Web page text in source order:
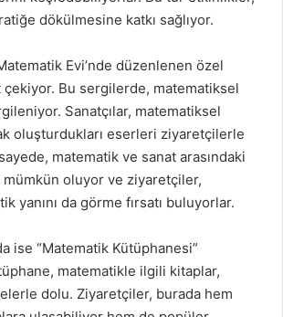
dökülmesine katkı sağlıyor.
Evi’nde düzenlenen özel
Bu sergilerde, matematiksel
Sanatçılar, matematiksel
oluşturdukları eserleri ziyaretçilerle
matematik ve sanat arasındaki
oluyor ve ziyaretçiler,
yanını da görme fırsatı buluyorlar.
ise “Matematik Kütüphanesi”
matematikle ilgili kitaplar,
dolu. Ziyaretçiler, burada hem